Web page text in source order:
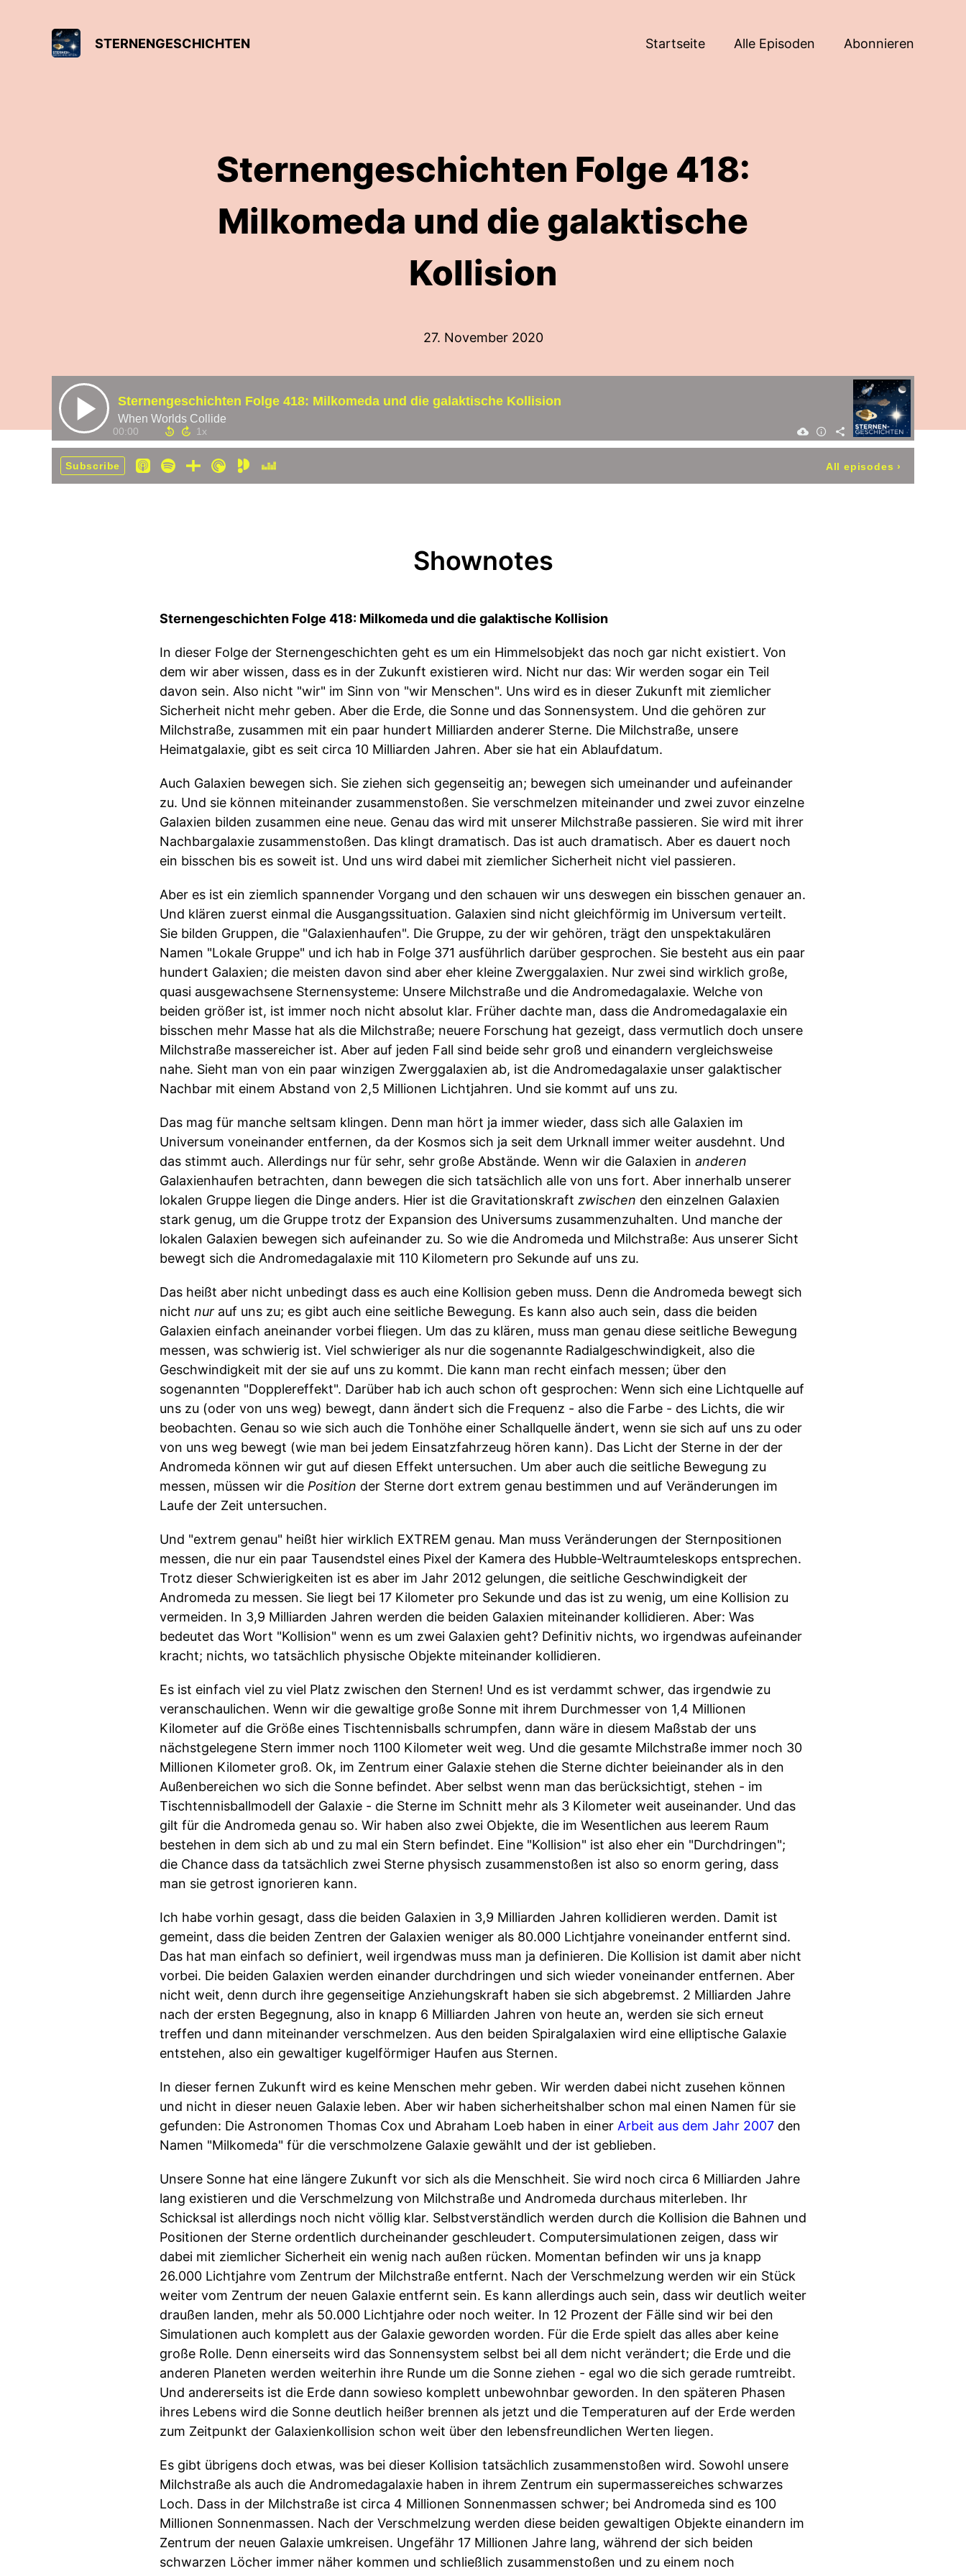
STERNENGESCHICHTEN Startseite Alle Episoden Abonnieren
Sternengeschichten Folge 418:
Milkomeda und die galaktische
Kollision
27. November 2020
Sternengeschichten Folge 418: Milkomeda und die galaktische Kollision
When Worlds Collide
00:00
Subscribe All episodes ›
Shownotes
Sternengeschichten Folge 418: Milkomeda und die galaktische Kollision
In dieser Folge der Sternengeschichten geht es um ein Himmelsobjekt das noch gar nicht existiert. Von
dem wir aber wissen, dass es in der Zukunft existieren wird. Nicht nur das: Wir werden sogar ein Teil
davon sein. Also nicht "wir" im Sinn von "wir Menschen". Uns wird es in dieser Zukunft mit ziemlicher
Sicherheit nicht mehr geben. Aber die Erde, die Sonne und das Sonnensystem. Und die gehören zur
Milchstraße, zusammen mit ein paar hundert Milliarden anderer Sterne. Die Milchstraße, unsere
Heimatgalaxie, gibt es seit circa 10 Milliarden Jahren. Aber sie hat ein Ablaufdatum.
Auch Galaxien bewegen sich. Sie ziehen sich gegenseitig an; bewegen sich umeinander und aufeinander
zu. Und sie können miteinander zusammenstoßen. Sie verschmelzen miteinander und zwei zuvor einzelne
Galaxien bilden zusammen eine neue. Genau das wird mit unserer Milchstraße passieren. Sie wird mit ihrer
Nachbargalaxie zusammenstoßen. Das klingt dramatisch. Das ist auch dramatisch. Aber es dauert noch
ein bisschen bis es soweit ist. Und uns wird dabei mit ziemlicher Sicherheit nicht viel passieren.
Aber es ist ein ziemlich spannender Vorgang und den schauen wir uns deswegen ein bisschen genauer an.
Und klären zuerst einmal die Ausgangssituation. Galaxien sind nicht gleichförmig im Universum verteilt.
Sie bilden Gruppen, die "Galaxienhaufen". Die Gruppe, zu der wir gehören, trägt den unspektakulären
Namen "Lokale Gruppe" und ich hab in Folge 371 ausführlich darüber gesprochen. Sie besteht aus ein paar
hundert Galaxien; die meisten davon sind aber eher kleine Zwerggalaxien. Nur zwei sind wirklich große,
quasi ausgewachsene Sternensysteme: Unsere Milchstraße und die Andromedagalaxie. Welche von
beiden größer ist, ist immer noch nicht absolut klar. Früher dachte man, dass die Andromedagalaxie ein
bisschen mehr Masse hat als die Milchstraße; neuere Forschung hat gezeigt, dass vermutlich doch unsere
Milchstraße massereicher ist. Aber auf jeden Fall sind beide sehr groß und einandern vergleichsweise
nahe. Sieht man von ein paar winzigen Zwerggalaxien ab, ist die Andromedagalaxie unser galaktischer
Nachbar mit einem Abstand von 2,5 Millionen Lichtjahren. Und sie kommt auf uns zu.
Das mag für manche seltsam klingen. Denn man hört ja immer wieder, dass sich alle Galaxien im
Universum voneinander entfernen, da der Kosmos sich ja seit dem Urknall immer weiter ausdehnt. Und
das stimmt auch. Allerdings nur für sehr, sehr große Abstände. Wenn wir die Galaxien in anderen
Galaxienhaufen betrachten, dann bewegen die sich tatsächlich alle von uns fort. Aber innerhalb unserer
lokalen Gruppe liegen die Dinge anders. Hier ist die Gravitationskraft zwischen den einzelnen Galaxien
stark genug, um die Gruppe trotz der Expansion des Universums zusammenzuhalten. Und manche der
lokalen Galaxien bewegen sich aufeinander zu. So wie die Andromeda und Milchstraße: Aus unserer Sicht
bewegt sich die Andromedagalaxie mit 110 Kilometern pro Sekunde auf uns zu.
Das heißt aber nicht unbedingt dass es auch eine Kollision geben muss. Denn die Andromeda bewegt sich
nicht nur auf uns zu; es gibt auch eine seitliche Bewegung. Es kann also auch sein, dass die beiden
Galaxien einfach aneinander vorbei fliegen. Um das zu klären, muss man genau diese seitliche Bewegung
messen, was schwierig ist. Viel schwieriger als nur die sogenannte Radialgeschwindigkeit, also die
Geschwindigkeit mit der sie auf uns zu kommt. Die kann man recht einfach messen; über den
sogenannten "Dopplereffekt". Darüber hab ich auch schon oft gesprochen: Wenn sich eine Lichtquelle auf
uns zu (oder von uns weg) bewegt, dann ändert sich die Frequenz - also die Farbe - des Lichts, die wir
beobachten. Genau so wie sich auch die Tonhöhe einer Schallquelle ändert, wenn sie sich auf uns zu oder
von uns weg bewegt (wie man bei jedem Einsatzfahrzeug hören kann). Das Licht der Sterne in der der
Andromeda können wir gut auf diesen Effekt untersuchen. Um aber auch die seitliche Bewegung zu
messen, müssen wir die Position der Sterne dort extrem genau bestimmen und auf Veränderungen im
Laufe der Zeit untersuchen.
Und "extrem genau" heißt hier wirklich EXTREM genau. Man muss Veränderungen der Sternpositionen
messen, die nur ein paar Tausendstel eines Pixel der Kamera des Hubble-Weltraumteleskops entsprechen.
Trotz dieser Schwierigkeiten ist es aber im Jahr 2012 gelungen, die seitliche Geschwindigkeit der
Andromeda zu messen. Sie liegt bei 17 Kilometer pro Sekunde und das ist zu wenig, um eine Kollision zu
vermeiden. In 3,9 Milliarden Jahren werden die beiden Galaxien miteinander kollidieren. Aber: Was
bedeutet das Wort "Kollision" wenn es um zwei Galaxien geht? Definitiv nichts, wo irgendwas aufeinander
kracht; nichts, wo tatsächlich physische Objekte miteinander kollidieren.
Es ist einfach viel zu viel Platz zwischen den Sternen! Und es ist verdammt schwer, das irgendwie zu
veranschaulichen. Wenn wir die gewaltige große Sonne mit ihrem Durchmesser von 1,4 Millionen
Kilometer auf die Größe eines Tischtennisballs schrumpfen, dann wäre in diesem Maßstab der uns
nächstgelegene Stern immer noch 1100 Kilometer weit weg. Und die gesamte Milchstraße immer noch 30
Millionen Kilometer groß. Ok, im Zentrum einer Galaxie stehen die Sterne dichter beieinander als in den
Außenbereichen wo sich die Sonne befindet. Aber selbst wenn man das berücksichtigt, stehen - im
Tischtennisballmodell der Galaxie - die Sterne im Schnitt mehr als 3 Kilometer weit auseinander. Und das
gilt für die Andromeda genau so. Wir haben also zwei Objekte, die im Wesentlichen aus leerem Raum
bestehen in dem sich ab und zu mal ein Stern befindet. Eine "Kollision" ist also eher ein "Durchdringen";
die Chance dass da tatsächlich zwei Sterne physisch zusammenstoßen ist also so enorm gering, dass
man sie getrost ignorieren kann.
Ich habe vorhin gesagt, dass die beiden Galaxien in 3,9 Milliarden Jahren kollidieren werden. Damit ist
gemeint, dass die beiden Zentren der Galaxien weniger als 80.000 Lichtjahre voneinander entfernt sind.
Das hat man einfach so definiert, weil irgendwas muss man ja definieren. Die Kollision ist damit aber nicht
vorbei. Die beiden Galaxien werden einander durchdringen und sich wieder voneinander entfernen. Aber
nicht weit, denn durch ihre gegenseitige Anziehungskraft haben sie sich abgebremst. 2 Milliarden Jahre
nach der ersten Begegnung, also in knapp 6 Milliarden Jahren von heute an, werden sie sich erneut
treffen und dann miteinander verschmelzen. Aus den beiden Spiralgalaxien wird eine elliptische Galaxie
entstehen, also ein gewaltiger kugelförmiger Haufen aus Sternen.
In dieser fernen Zukunft wird es keine Menschen mehr geben. Wir werden dabei nicht zusehen können
und nicht in dieser neuen Galaxie leben. Aber wir haben sicherheitshalber schon mal einen Namen für sie
gefunden: Die Astronomen Thomas Cox und Abraham Loeb haben in einer Arbeit aus dem Jahr 2007 den
Namen "Milkomeda" für die verschmolzene Galaxie gewählt und der ist geblieben.
Unsere Sonne hat eine längere Zukunft vor sich als die Menschheit. Sie wird noch circa 6 Milliarden Jahre
lang existieren und die Verschmelzung von Milchstraße und Andromeda durchaus miterleben. Ihr
Schicksal ist allerdings noch nicht völlig klar. Selbstverständlich werden durch die Kollision die Bahnen und
Positionen der Sterne ordentlich durcheinander geschleudert. Computersimulationen zeigen, dass wir
dabei mit ziemlicher Sicherheit ein wenig nach außen rücken. Momentan befinden wir uns ja knapp
26.000 Lichtjahre vom Zentrum der Milchstraße entfernt. Nach der Verschmelzung werden wir ein Stück
weiter vom Zentrum der neuen Galaxie entfernt sein. Es kann allerdings auch sein, dass wir deutlich weiter
draußen landen, mehr als 50.000 Lichtjahre oder noch weiter. In 12 Prozent der Fälle sind wir bei den
Simulationen auch komplett aus der Galaxie geworden worden. Für die Erde spielt das alles aber keine
große Rolle. Denn einerseits wird das Sonnensystem selbst bei all dem nicht verändert; die Erde und die
anderen Planeten werden weiterhin ihre Runde um die Sonne ziehen - egal wo die sich gerade rumtreibt.
Und andererseits ist die Erde dann sowieso komplett unbewohnbar geworden. In den späteren Phasen
ihres Lebens wird die Sonne deutlich heißer brennen als jetzt und die Temperaturen auf der Erde werden
zum Zeitpunkt der Galaxienkollision schon weit über den lebensfreundlichen Werten liegen.
Es gibt übrigens doch etwas, was bei dieser Kollision tatsächlich zusammenstoßen wird. Sowohl unsere
Milchstraße als auch die Andromedagalaxie haben in ihrem Zentrum ein supermassereiches schwarzes
Loch. Dass in der Milchstraße ist circa 4 Millionen Sonnenmassen schwer; bei Andromeda sind es 100
Millionen Sonnenmassen. Nach der Verschmelzung werden diese beiden gewaltigen Objekte einandern im
Zentrum der neuen Galaxie umkreisen. Ungefähr 17 Millionen Jahre lang, während der sich beiden
schwarzen Löcher immer näher kommen und schließlich zusammenstoßen und zu einem noch